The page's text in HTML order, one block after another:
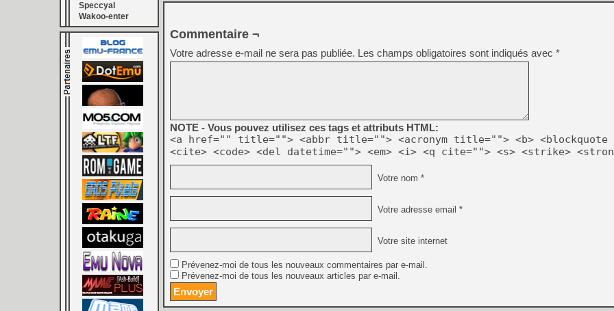
[GK] Beast of
[GK] Ubisoft : fin de partie
[GK] Mémoire cash -
[GK] Dan Houser (GTA)
[GK] Comment EA Sports
[GK] Crimson Moon : un
[GK] Isle of Reveries : le
[GK] Moonlighter 2 : The
[GK] Capcom relance
[Mo5] Deux inédits du
[GK] Le beat'em up The
[GK] Endless Legend 2 :
[LS] [PS5] Premiers
Speccyal
Wakoo-enter
Commentaire ¬
Votre adresse e-mail ne sera pas publiée. Les champs obligatoires sont indiqués avec *
NOTE - Vous pouvez utilisez ces tags et attributs HTML:
<a href="" title=""> <abbr title=""> <acronym title=""> <b> <blockquote
<cite> <code> <del datetime=""> <em> <i> <q cite=""> <s> <strike>
Votre nom *
Votre adresse email *
Votre site internet
Prévenez-moi de tous les nouveaux commentaires par e-mail.
Prévenez-moi de tous les nouveaux articles par e-mail.